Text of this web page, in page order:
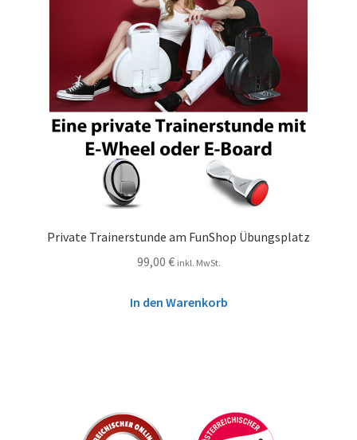
Private Trainerstunde am FunShop Übungsplatz
99,00 € inkl. MwSt.
In den Warenkorb